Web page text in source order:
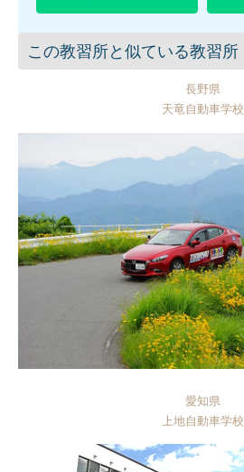
この教習所と似ている教習所
長野県
天竜自動車学校
愛知県
上地自動車学校